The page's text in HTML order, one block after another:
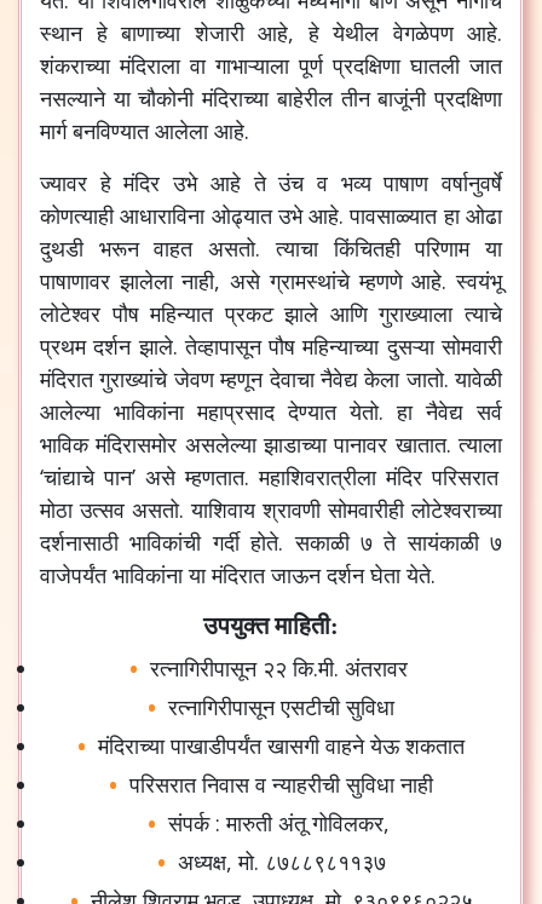
स्थान हे बाणाच्या शेजारी आहे,हे येथील वेगळेपण आहे.
शंकराच्या मंदिराला वा गाभाऱ्याला पूर्ण प्रदक्षिणा घातली जात
नसल्याने या चौकोनी मंदिराच्या बाहेरील तीन बाजूंनी प्रदक्षिणा
मार्ग बनविण्यात आलेला आहे.
ज्यावर हे मंदिर उभे आहे ते उंच व भव्य पाषाण वर्षानुवर्षे
कोणत्याही आधाराविना ओढ्यात उभे आहे.पावसाळ्यात हा ओढा
दुथडी भरून वाहत असतो.त्याचा किंचितही परिणाम या
पाषाणावर झालेला नाही,असे ग्रामस्थांचे म्हणणे आहे.स्वयंभू
लोटेश्वर पौष महिन्यात प्रकट झाले आणि गुराख्याला त्याचे
प्रथम दर्शन झाले.तेव्हापासून पौष महिन्याच्या दुसऱ्या सोमवारी
मंदिरात गुराख्यांचे जेवण म्हणून देवाचा नैवेद्य केला जातो.यावेळी
आलेल्या भाविकांना महाप्रसाद देण्यात येतो.हा नैवेद्य सर्व
भाविक मंदिरासमोर असलेल्या झाडाच्या पानावर खातात.त्याला
‘चांद्याचे पान’ असे म्हणतात.महाशिवरात्रीला मंदिर परिसरात
मोठा उत्सव असतो.याशिवाय श्रावणी सोमवारीही लोटेश्वराच्या
दर्शनासाठी भाविकांची गर्दी होते.सकाळी ७ ते सायंकाळी ७
वाजेपर्यंत भाविकांना या मंदिरात जाऊन दर्शन घेता येते.
उपयुक्त माहिती:
रत्नागिरीपासून २२ कि.मी. अंतरावर
रत्नागिरीपासून एसटीची सुविधा
मंदिराच्या पाखाडीपर्यंत खासगी वाहने येऊ शकतात
परिसरात निवास व न्याहरीची सुविधा नाही
संपर्क:मारुती अंतू गोविलकर,
अध्यक्ष,मो. ८७८८९८११३७